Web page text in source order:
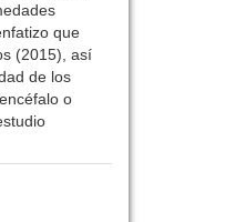
que
(2015), así
de los
o